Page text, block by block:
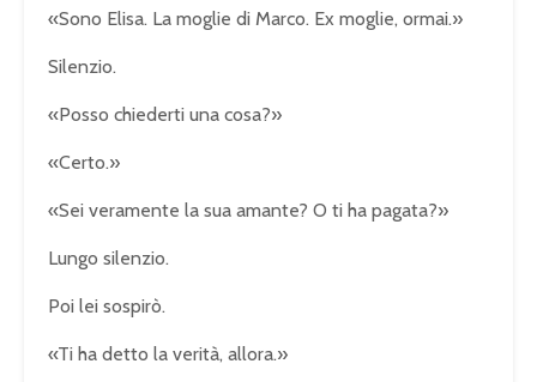
«Sono Elisa. La moglie di Marco. Ex moglie, ormai.»
Silenzio.
«Posso chiederti una cosa?»
«Certo.»
«Sei veramente la sua amante? O ti ha pagata?»
Lungo silenzio.
Poi lei sospirò.
«Ti ha detto la verità, allora.»